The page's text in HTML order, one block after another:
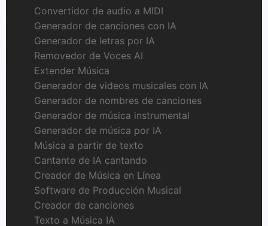
Convertidor de audio a MIDI
Generador de canciones con IA
Generador de letras por IA
Removedor de Voces AI
Extender Música
Generador de videos musicales con IA
Generador de nombres de canciones
Generador de música instrumental
Generador de música por IA
Música a partir de texto
Cantante de IA cantando
Creador de Música en Línea
Software de Producción Musical
Creador de canciones
Texto a Música IA